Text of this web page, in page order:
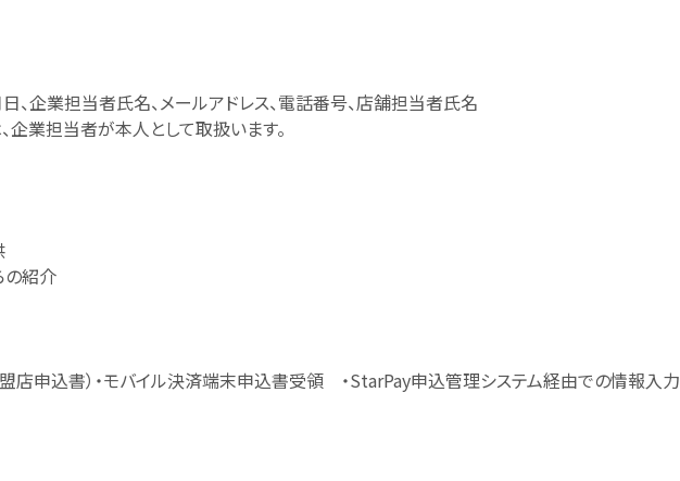
企業担当者氏名、メールアドレス、電話番号、店舗担当者氏名
業担当者が本人として取扱います。
の紹介
店申込書）・モバイル決済端末申込書受領 ・StarPay申込管理システム経由での情報入力